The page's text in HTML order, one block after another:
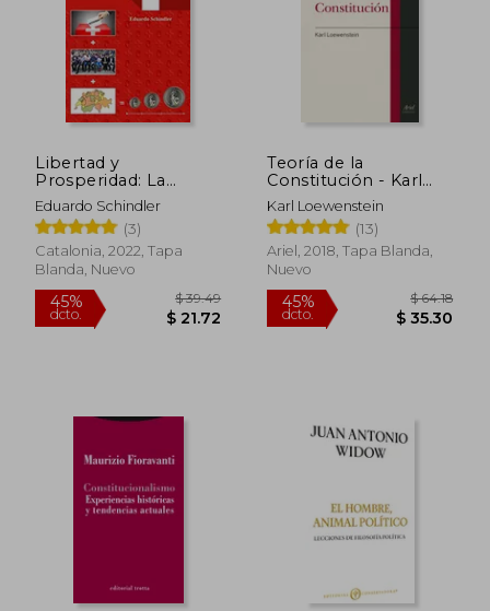
45%
dcto.
45%
dcto.
Libertad y
Prosperidad: La
Receta Mágica de
Suiza
Eduardo Schindler
(3)
Catalonia, 2022, Tapa
Blanda, Nuevo
Teoría de la
Constitución - Karl
Loewenstein - Libro
Físico
Karl Loewenstein
(13)
Ariel, 2018, Tapa Blanda,
Nuevo